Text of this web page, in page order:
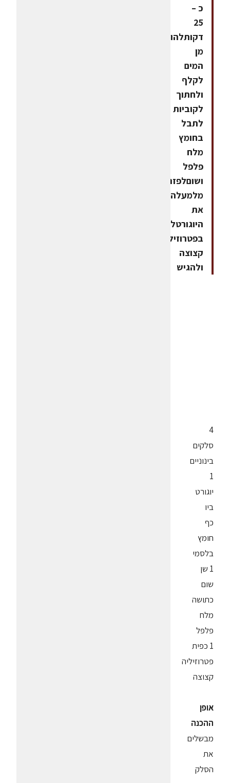
כ –
25
דקותלהוציא
מן
המים
לקלף
ולחתוך
לקוביות
לתבל
בחומץ
מלח
פלפל
ושוםלפזר
מלמעלה
את
היוגורטלקשט
בפטרוזיליה
קצוצה
ולהגיש
4
סלקים
בינוניים
1
יוגורט
ביו
כף
חומץ
בלסמי
1 שן
שום
כתושה
מלח
פלפל
1 כפית
פטרוזיליה
קצוצה
אופן
ההכנה
מבשלים
את
הסלק